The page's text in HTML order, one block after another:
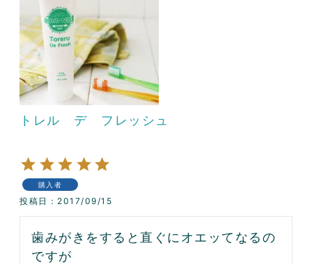
トレル デ フレッシュ
購入者
投稿日 2017/09/15
歯みがきをすると直ぐにオエッてなるの
ですが